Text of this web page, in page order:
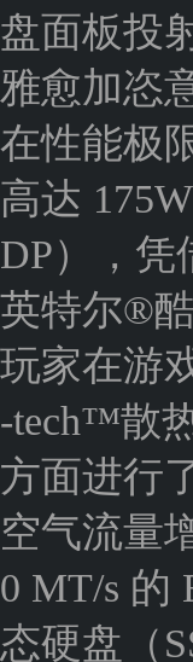
盘面板投
雅愈加恣
在性能极
高达
DP），凭
英特尔®
玩家在游
-tech™散
方面进行
空气流量
0 MT/s 的
态硬盘（